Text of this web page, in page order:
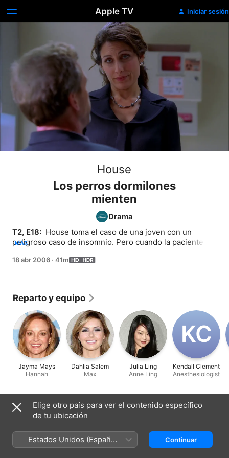
Apple TV Iniciar sesión
House
Los perros dormilones
mienten
Drama
T2, E18: House toma el caso de una joven con un
peligroso caso de insomnio. Pero cuando la paciente
que podría eliminar sus posibilidades de supervivencia.
MÁS
18 abr 2006 · 41m
Reparto y equipo
Jayma Mays
Hannah
Dahlia Salem
Max
Julia Ling
Anne Ling
K‌C
Kendall Clement
Anesthesiologist
Lanzamiento
Duración
41 min
Elige otro país para ver el contenido específico
de tu ubicación
Estados Unidos (Español
México)
Continuar